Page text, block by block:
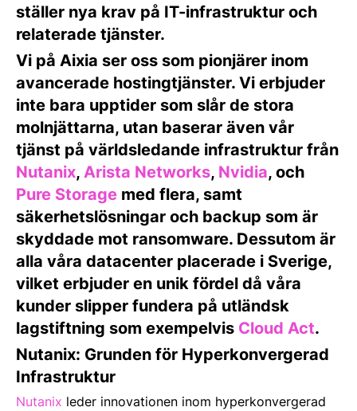
ställer nya krav på IT-infrastruktur och
relaterade tjänster.
Vi på Aixia ser oss som pionjärer inom
avancerade hostingtjänster. Vi erbjuder
inte bara upptider som slår de stora
molnjättarna, utan baserar även vår
tjänst på världsledande infrastruktur från
Nutanix, Arista Networks, Nvidia, och
Pure Storage med flera, samt
säkerhetslösningar och backup som är
skyddade mot ransomware. Dessutom är
alla våra datacenter placerade i Sverige,
vilket erbjuder en unik fördel då våra
kunder slipper fundera på utländsk
lagstiftning som exempelvis Cloud Act.
Nutanix: Grunden för Hyperkonvergerad
Infrastruktur
Nutanix leder innovationen inom hyperkonvergerad